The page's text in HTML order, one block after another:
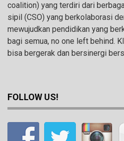
coalition) yang terdiri dari
sipil (CSO) yang berkolaborasi
mewujudkan pendidikan yang
bagi semua, no one left behind.
bisa bergerak dan bersinergi
FOLLOW US!